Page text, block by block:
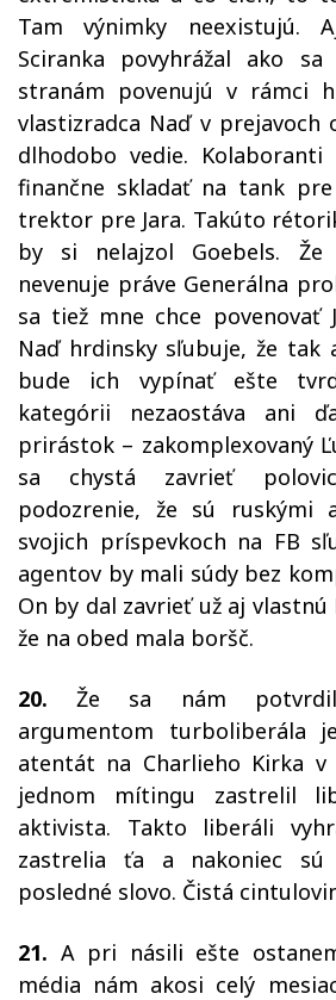
Tam výnimky neexistujú.
Sciranka povyhrážal ako
stranám povenujú v rámci
vlastizradca Naď v prejavoch
dlhodobo vedie.
finančne skladať na tank
trektor pre Jara. Takúto
by si nelajzol Goebels.
nevenuje práve Generálna
sa tiež mne chce povenovať
Naď hrdinsky sľubuje, že tak
bude ich vypínať ešte
kategórii nezaostáva ani
prirástok – zakomplexovaný
sa chystá zavrieť
podozrenie, že sú ruskými
svojich príspevkoch na FB
agentov by mali súdy bez
On by dal zavrieť už aj
že na obed mala boršč.
20. Že sa nám
argumentom turboliberála
atentát na Charlieho Kirka v
jednom mítingu zastrelil
aktivista. Takto liberáli
zastrelia ťa a nakoniec
posledné slovo. Čistá
21. A pri násili ešte
média nám akosi celý